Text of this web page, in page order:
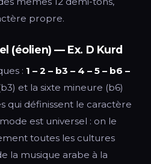
propre.
(éolien) — Ex. D Kurd
: 1 – 2 – b3 – 4 – 5 – b6 –
et la sixte mineure (b6)
qui définissent le caractère
est universel : on le
toutes les cultures
la musique arabe à la